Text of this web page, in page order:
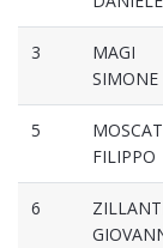
3
MAGI
SIMONE
5
FILIPPO
6